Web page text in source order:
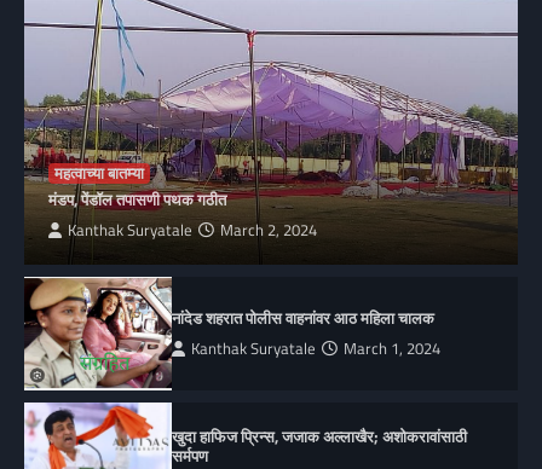
महत्वाच्या बातम्या
मंडप, पेंडॉल तपासणी पथक गठीत
Kanthak Suryatale March 2, 2024
नांदेड शहरात पोलीस वाहनांवर आठ महिला चालक
Kanthak Suryatale March 1, 2024
खुदा हाफिज प्रिन्स, जजाक अल्लाखैर; अशोकरावांसाठी
सर्मपण